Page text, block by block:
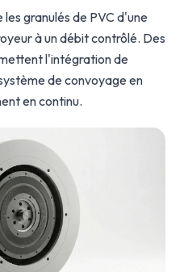
granulés de PVC d'une
à un débit contrôlé. Des
l'intégration de
de convoyage en
en continu.